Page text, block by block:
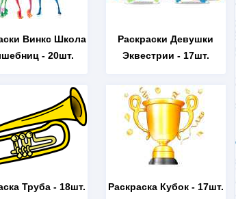
Винкс Школа
- 20шт.
Труба - 18шт.
Раскраски Девушки
Эквестрии - 17шт.
Раскраска Кубок- 17шт.